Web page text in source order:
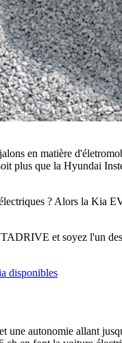
en matière
plus que la Hyundai
? Alors la Kia
et soyez l'un
disponibles
une autonomie allant